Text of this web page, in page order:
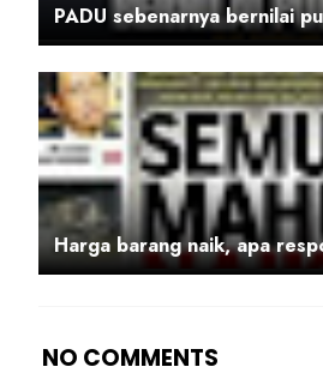
PADU sebenarnya bernilai
Harga barang naik, apa
NO COMMENTS